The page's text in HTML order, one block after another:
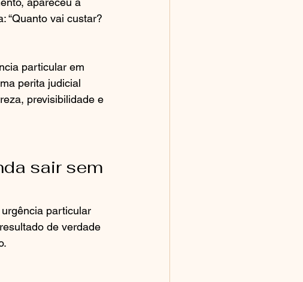
“Quanto vai custar?
particular em
perita judicial
previsibilidade e
sair sem
particular
de verdade